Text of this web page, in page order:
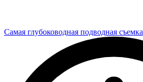
Самая глубоководная подводная съемка